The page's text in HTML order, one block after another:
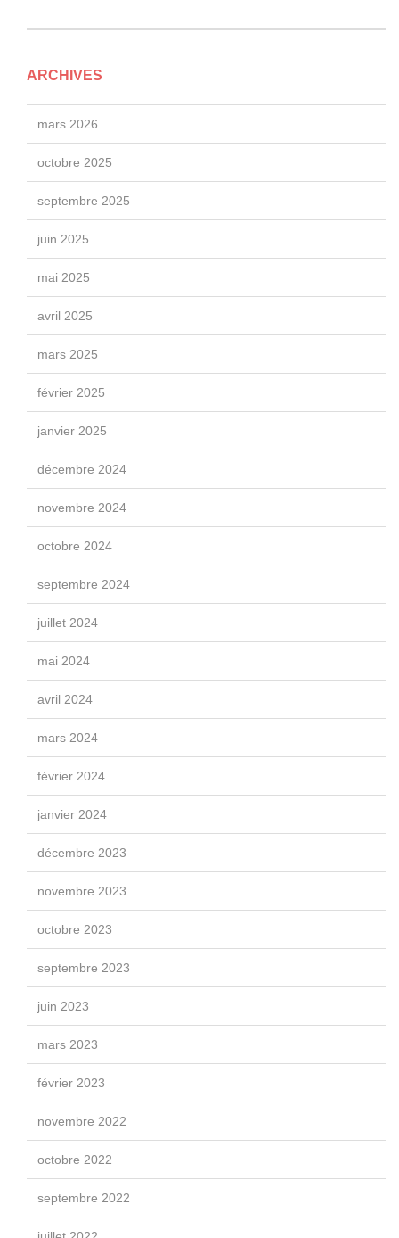
ARCHIVES
mars 2026
octobre 2025
septembre 2025
juin 2025
mai 2025
avril 2025
mars 2025
février 2025
janvier 2025
décembre 2024
novembre 2024
octobre 2024
septembre 2024
juillet 2024
mai 2024
avril 2024
mars 2024
février 2024
janvier 2024
décembre 2023
novembre 2023
octobre 2023
septembre 2023
juin 2023
mars 2023
février 2023
novembre 2022
octobre 2022
septembre 2022